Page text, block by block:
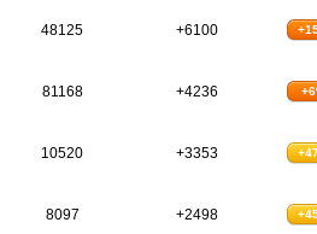
48125 +6100
81168 +4236
10520 +3353
8097 +2498